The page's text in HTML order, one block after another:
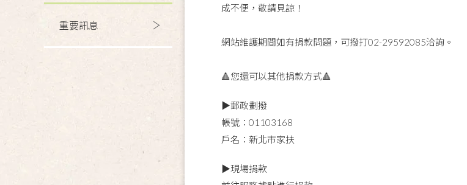
重要訊息
成不便，敬請見諒！
網站維護期間如有捐款問題，可撥打02-29592085洽詢。
🔺您還可以其他捐款方式🔺
▶郵政劃撥
帳號：01103168
戶名：新北市家扶
▶現場捐款